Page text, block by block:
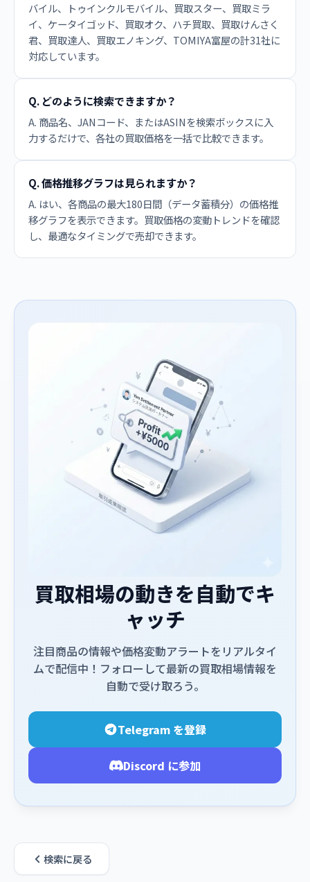
バイル、トゥインクルモバイル、買取スター、買取ミラ
イ、ケータイゴッド、買取オク、ハチ買取、買取けんさく
君、買取達人、買取エノキング、TOMIYA富屋の計31社に
対応しています。
Q. どのように検索できますか？
A. 商品名、JANコード、またはASINを検索ボックスに入
力するだけで、各社の買取価格を一括で比較できます。
Q. 価格推移グラフは見られますか？
A. はい、各商品の最大180日間（データ蓄積分）の価格推
移グラフを表示できます。買取価格の変動トレンドを確認
し、最適なタイミングで売却できます。
買取相場の動きを自動でキ
ャッチ
注目商品の情報や価格変動アラートをリアルタイ
ムで配信中！フォローして最新の買取相場情報を
自動で受け取ろう。
Telegram を登録
Discord に参加
検索に戻る